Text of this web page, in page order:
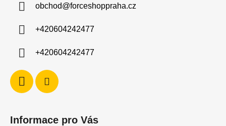
obchod@forceshoppraha.cz
+420604242477
+420604242477
Informace pro Vás